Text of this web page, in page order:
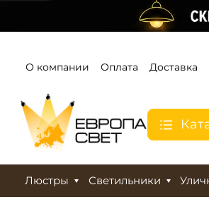
О компании Оплата Доставка
Люстры Светильники